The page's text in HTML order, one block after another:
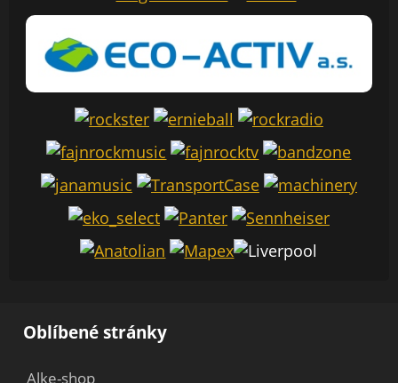
Oblíbené stránky
Alke-shop